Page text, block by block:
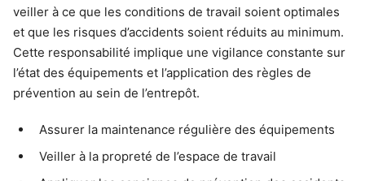
veiller à ce que les conditions de travail soient optimales
et que les risques d’accidents soient réduits au minimum.
Cette responsabilité implique une vigilance constante sur
l’état des équipements et l’application des règles de
prévention au sein de l’entrepôt.
Assurer la maintenance régulière des équipements
Veiller à la propreté de l’espace de travail